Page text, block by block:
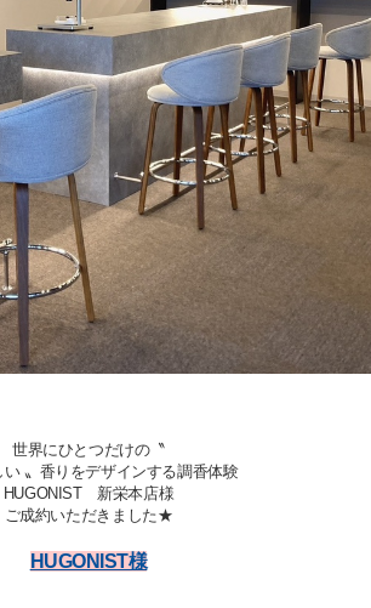
世界にひとつだけの〝
〟 香りをデザインする調香体験
HUGONIST 新栄本店様
ご成約いただきました★
HUGONIST様